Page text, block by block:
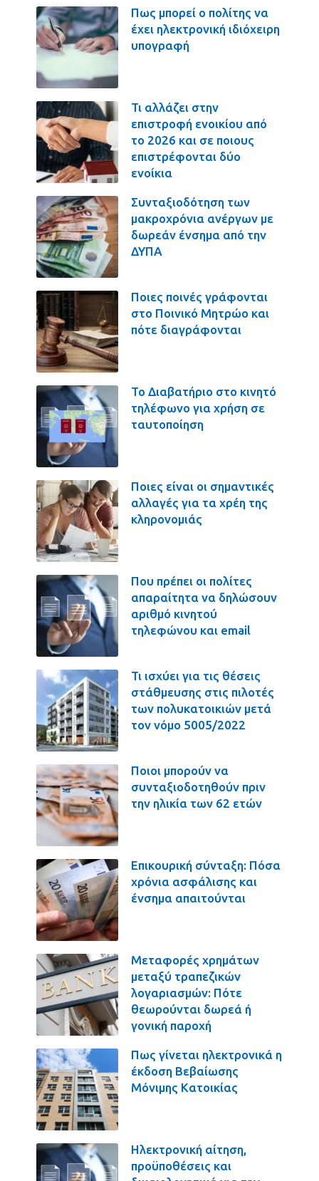
Πως μπορεί ο πολίτης να
έχει ηλεκτρονική ιδιόχειρη
υπογραφή
Τι αλλάζει στην
επιστροφή ενοικίου από
το 2026 και σε ποιους
επιστρέφονται δύο
ενοίκια
Συνταξιοδότηση των
μακροχρόνια ανέργων με
δωρεάν ένσημα από την
ΔΥΠΑ
Ποιες ποινές γράφονται
στο Ποινικό Μητρώο και
πότε διαγράφονται
Το Διαβατήριο στο κινητό
τηλέφωνο για χρήση σε
ταυτοποίηση
Ποιες είναι οι σημαντικές
αλλαγές για τα χρέη της
κληρονομιάς
Που πρέπει οι πολίτες
απαραίτητα να δηλώσουν
αριθμό κινητού
τηλεφώνου και email
Τι ισχύει για τις θέσεις
στάθμευσης στις πιλοτές
των πολυκατοικιών μετά
τον νόμο 5005/2022
Ποιοι μπορούν να
συνταξιοδοτηθούν πριν
την ηλικία των 62 ετών
Επικουρική σύνταξη: Πόσα
χρόνια ασφάλισης και
ένσημα απαιτούνται
Μεταφορές χρημάτων
μεταξύ τραπεζικών
λογαριασμών: Πότε
θεωρούνται δωρεά ή
γονική παροχή
Πως γίνεται ηλεκτρονικά η
έκδοση Βεβαίωσης
Μόνιμης Κατοικίας
Ηλεκτρονική αίτηση,
προϋποθέσεις και